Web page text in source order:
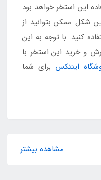
این استخر خواهد بود
شکل ممکن بتوانید از
کنید. با توجه به این
و خرید این استخر با
اینتکس برای شما
مشاهده بیشتر